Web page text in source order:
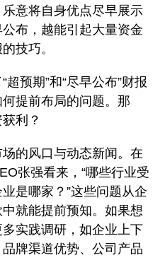
意将自身优点尽早展示
布，越能引起大量资金
技巧。
预期”和“尽早公布”财报
提前布局的问题。那
利？
的风口与动态新闻。在
张强看来，“哪些行业受
是哪家？”这些问题从企
就能提前预知。如果想
实践调研，如企业上下
牌渠道优势、公司产品